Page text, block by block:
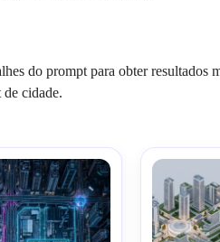
do prompt para obter resultados
cidade.